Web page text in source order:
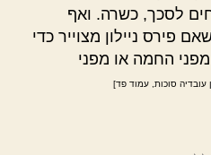
לסכך, כשרה. ואף
פירס ניילון מצוייר כדי
מפני החמה או מפני
עובדיה סוכות, עמוד פד]